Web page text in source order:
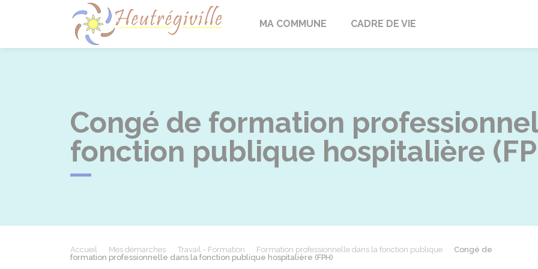
Heutrégiville
MA COMMUNE CADRE DE VIE
Congé de formation
fonction publique hospitalière
Accueil Mes démarches Travail - Formation Formation professionnelle dans la fonction publique
Congé de
formation professionnelle dans la fonction publique hospitalière (FPH)